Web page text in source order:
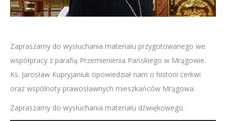
Zapraszamy do wysłuchania materiału przygotowanego we
współpracy z parafią Przemienienia Pańskiego w Mrągowie.
Ks. Jarosław Kupryjaniuk opowiedział nam o historii cerkwi
oraz wspólnoty prawosławnych mieszkańców Mrągowa.
Zapraszamy do wysłuchania materiału dźwiękowego.